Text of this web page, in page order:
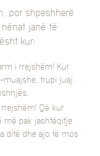
por shpeshherë
janë të
kur:
i rrejshëm! Kur
trupi juaj
Që kur
më pak jashtëqitje
ditë dhe ajo të mos